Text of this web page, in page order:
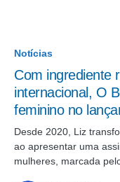
Notícias
Com ingrediente
internacional, O
feminino no
Desde 2020, Liz
ao apresentar uma
mulheres, marcada